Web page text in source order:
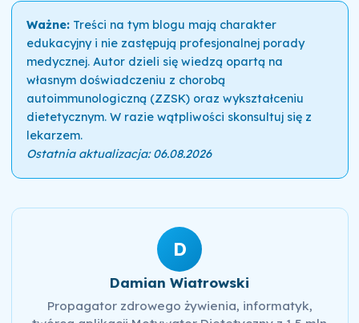
Ważne:Treści na tym blogu mają charakter
edukacyjny i nie zastępują profesjonalnej porady
medycznej. Autor dzieli się wiedzą opartą na
własnym doświadczeniu z chorobą
autoimmunologiczną (ZZSK) oraz wykształceniu
dietetycznym. W razie wątpliwości skonsultuj się z
lekarzem.
Ostatnia aktualizacja: 06.08.2026
D
Damian Wiatrowski
Propagator zdrowego żywienia, informatyk,